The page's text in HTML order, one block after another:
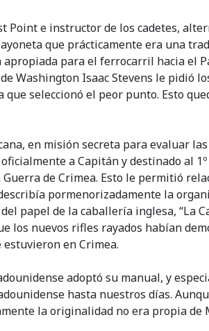
e instructor de los cadetes,
que prácticamente era una
para el ferrocarril hacia el
Washington Isaac Stevens le pidió
seleccionó el peor punto. Esto
en misión secreta para evaluar
a Capitán y destinado al
de Crimea. Esto le permitió
pormenorizadamente la
papel de la caballería inglesa, “La
nuevos rifles rayados habían
en Crimea.
adoptó su manual, y
hasta nuestros días.
la originalidad no era propia de